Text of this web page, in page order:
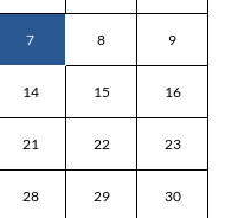
7 8 9
14 15 16
21 22 23
28 29 30